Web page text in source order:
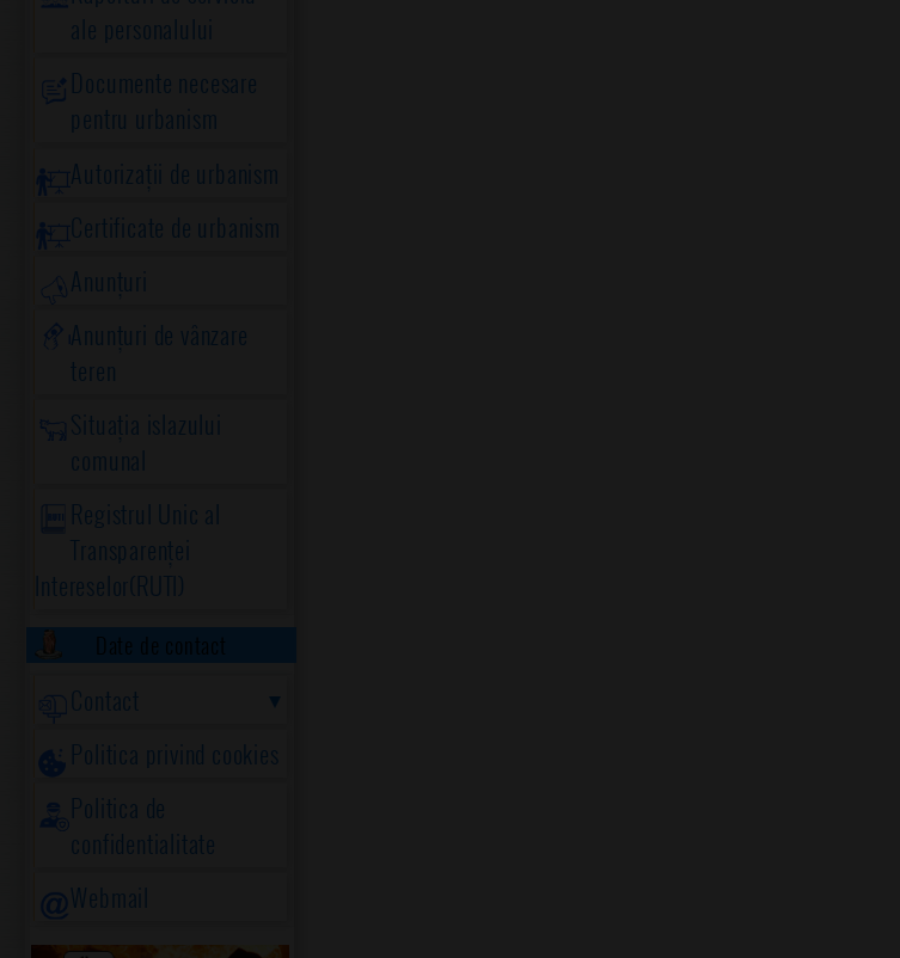
ale personalului
Documente necesare
pentru urbanism
Autorizații de urbanism
Certificate de urbanism
Anunțuri
Anunțuri de vânzare
teren
Situația islazului
comunal
Registrul Unic al
Transparenței
Intereselor(RUTI)
Date de contact
Contact
Politica privind cookies
Politica de
confidentialitate
Webmail